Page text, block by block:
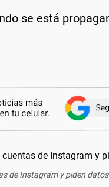
se está
de Instagram y piden